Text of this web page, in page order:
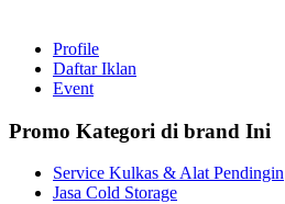
Profile
Daftar Iklan
Event
Promo Kategori di brand Ini
Service Kulkas & Alat Pendingin
Jasa Cold Storage